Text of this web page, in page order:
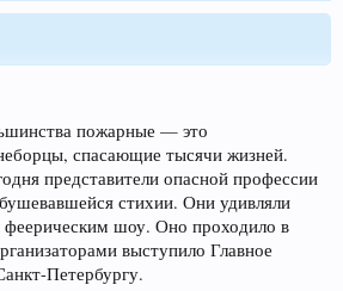
пожарные — это
спасающие тысячи жизней.
представители опасной профессии
стихии. Они удивляли
шоу. Оно проходило в
выступило Главное
Петербургу.